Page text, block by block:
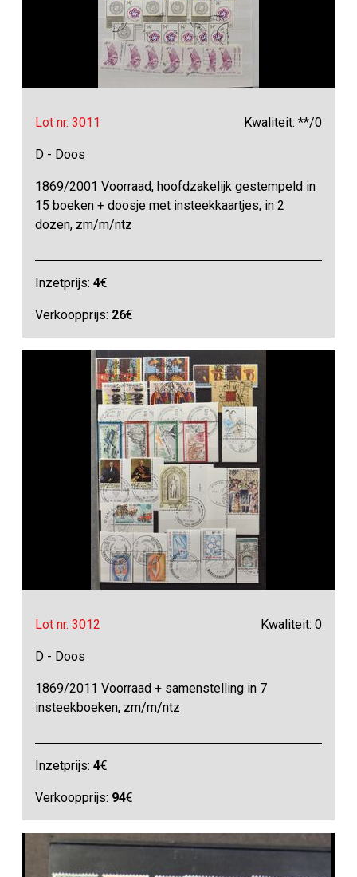
Lot nr. 3011 Kwaliteit: **/0
D - Doos
1869/2001 Voorraad, hoofdzakelijk gestempeld in
15 boeken + doosje met insteekkaartjes, in 2
dozen, zm/m/ntz
Inzetprijs:4€
Verkoopprijs: 26€
Lot nr. 3012 Kwaliteit: 0
D - Doos
1869/2011 Voorraad + samenstelling in 7
insteekboeken, zm/m/ntz
Inzetprijs:4€
Verkoopprijs: 94€